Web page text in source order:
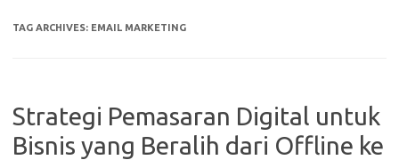
TAG ARCHIVES: EMAIL MARKETING
Strategi Pemasaran Digital untuk
Bisnis yang Beralih dari Offline ke